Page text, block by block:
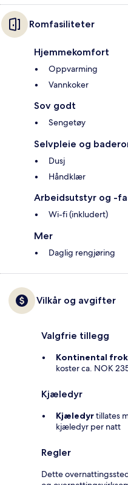
Romfasiliteter
Hjemmekomfort
Oppvarming
Vannkoker
Sov godt
Sengetøy
Selvpleie og
Dusj
Håndklær
Arbeidsutstyr og -
Wi-fi (inkludert)
Mer
Daglig rengjøring
Vilkår og avgifter
Valgfrie tillegg
Kontinental
koster ca. NOK
Kjæledyr
Kjæledyrtillates
kjæledyr per natt
Regler
Dette